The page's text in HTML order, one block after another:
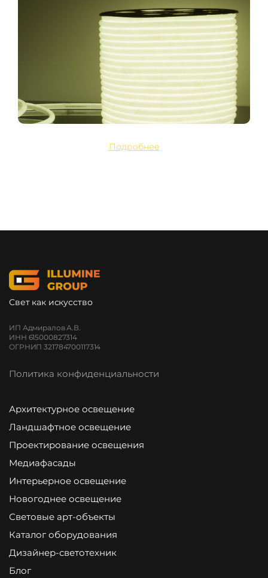
Подробнее
Свет как искусство
ИП Адмиралов А.В.
ИНН 615000827314
ОГРНИП 321784700117314
Политика конфиденциальности
Архитектурное освещение
Ландшафтное освещение
Проектирование освещения
Медиафасады
Интерьерное освещение
Новогоднее освещение
Световые арт-объекты
Каталог оборудования
Дизайнер-светотехник
Блог